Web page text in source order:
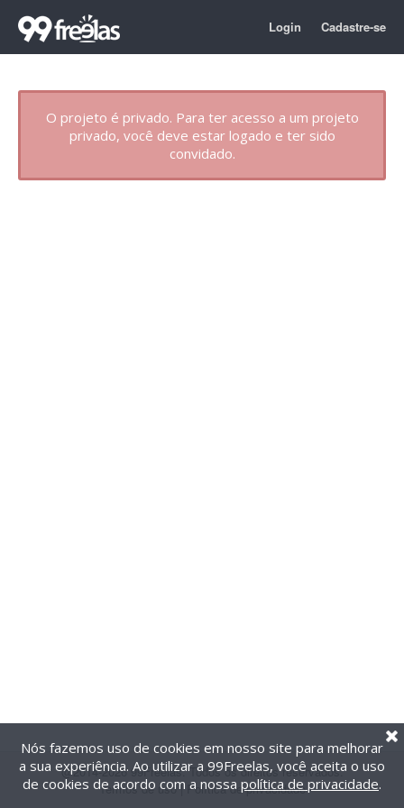
Login Cadastre-se
O projeto é privado. Para ter acesso a um projeto
privado, você deve estar logado e ter sido
convidado.
@2014-2026 99Freelas. Todos os direitos reservados.
Termos de uso| Política de privacidade
Nós fazemos uso de cookies em nosso site para melhorar
a sua experiência. Ao utilizar a 99Freelas, você aceita o uso
de cookies de acordo com a nossa política de privacidade.